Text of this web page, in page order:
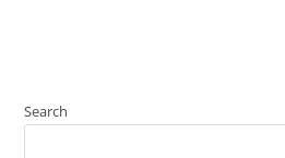
Search